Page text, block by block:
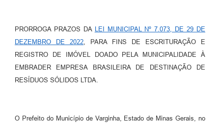
PRORROGA PRAZOS DA LEI MUNICIPAL Nº 7.073, DE 29 DE
DEZEMBRO DE 2022, PARA FINS DE ESCRITURAÇÃO E
REGISTRO DE IMÓVEL DOADO PELA MUNICIPALIDADE À
EMBRADER EMPRESA BRASILEIRA DE DESTINAÇÃO DE
RESÍDUOS SÓLIDOS LTDA.
O Prefeito do Município de Varginha, Estado de Minas Gerais, no